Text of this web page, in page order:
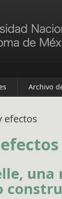
Archivo
efectos